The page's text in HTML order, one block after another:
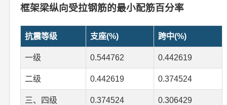
框架梁纵向受拉钢筋的最小配筋百分率
抗震等级 支座(%) 跨中(%)
一级 0.544762 0.442619
二级 0.442619 0.374524
三、四级 0.374524 0.306429